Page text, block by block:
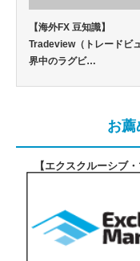
【海外FX 豆知識】
Tradeview（トレードビ
界中のラグビ…
お薦
【エクスクルーシブ